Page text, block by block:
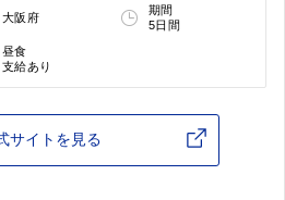
大阪府
期間
5日間
昼食
支給あり
サイトを見る